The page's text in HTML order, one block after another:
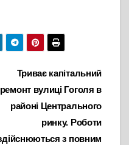
Триває капітальний
ремонт вулиці Гоголя в
районі Центрального
ринку. Роботи
з повним